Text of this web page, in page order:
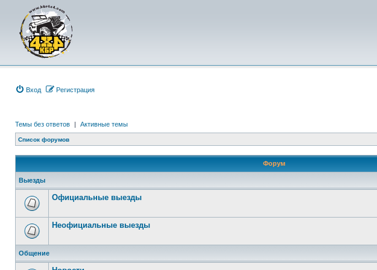
Вход Регистрация
Темы без ответов | Активные темы
Список форумов
Форум
Выезды
Официальные выезды
Неофициальные выезды
Общение